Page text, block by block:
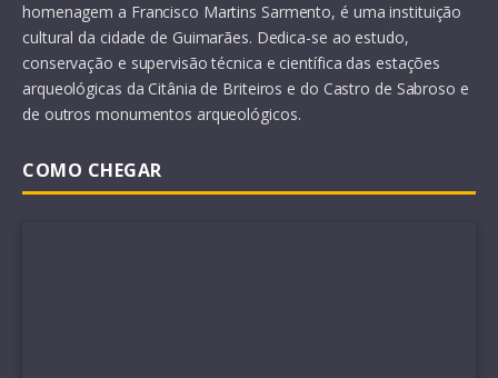
homenagem a Francisco Martins Sarmento, é uma instituição
cultural da cidade de Guimarães. Dedica-se ao estudo,
conservação e supervisão técnica e científica das estações
arqueológicas da Citânia de Briteiros e do Castro de Sabroso e
de outros monumentos arqueológicos.
COMO CHEGAR